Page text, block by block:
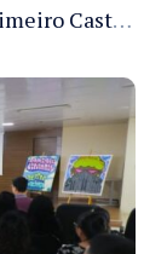
Governo do Amazonas inaugura primeiro Castramóvel Fluvial para atendimento veterinário às comunidades ribeirinhas e castração gratuita